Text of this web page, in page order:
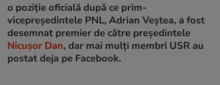
o poziție oficială după ce prim-
vicepreședintele PNL, Adrian Veștea, a fost
desemnat premier de către președintele
Nicușor Dan, dar mai mulți membri USR au
postat deja pe Facebook.